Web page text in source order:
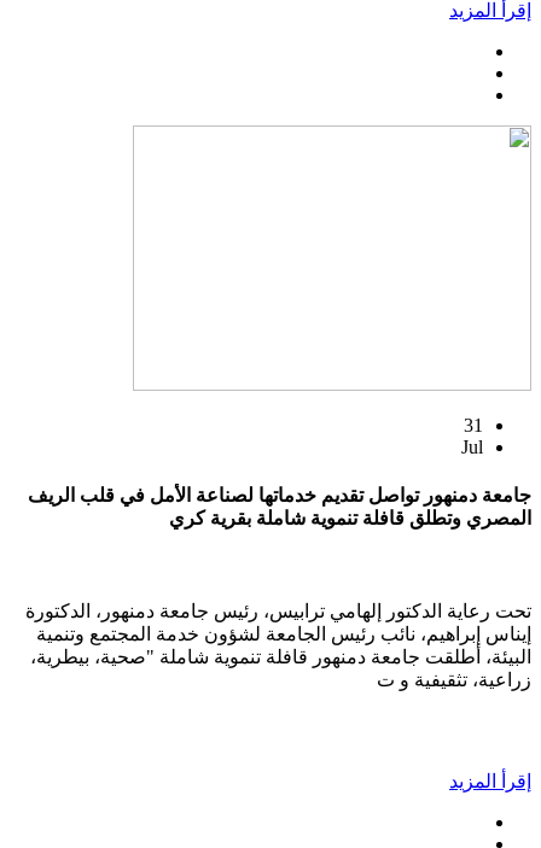
إقرأ المزيد
31
Jul
جامعة دمنهور تواصل تقديم خدماتها لصناعة الأمل في قلب الريف
المصري وتطلق قافلة تنموية شاملة بقرية كري
تحت رعاية الدكتور إلهامي ترابيس، رئيس جامعة دمنهور، الدكتورة
إيناس إبراهيم، نائب رئيس الجامعة لشؤون خدمة المجتمع وتنمية
البيئة، أطلقت جامعة دمنهور قافلة تنموية شاملة "صحية، بيطرية،
زراعية، تثقيفية و ت
إقرأ المزيد